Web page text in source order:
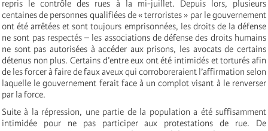
repris le contrôle des rues à la mi-juillet. Depuis lors, plusieurs
centaines de personnes qualifiées de « terroristes » par le gouvernement
ont été arrêtées et sont toujours emprisonnées, les droits de la défense
ne sont pas respectés – les associations de défense des droits humains
ne sont pas autorisées à accéder aux prisons, les avocats de certains
détenus non plus. Certains d’entre eux ont été intimidés et torturés afin
de les forcer à faire de faux aveux qui corroboreraient l’affirmation selon
laquelle le gouvernement ferait face à un complot visant à le renverser
par la force.
Suite à la répression, une partie de la population a été suffisamment
intimidée pour ne pas participer aux protestations de rue. De